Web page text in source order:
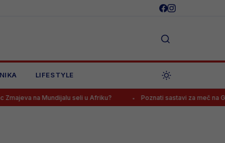
LIFESTYLE
seli u Afriku? Poznati sastavi za meč na Grbavici, navijači